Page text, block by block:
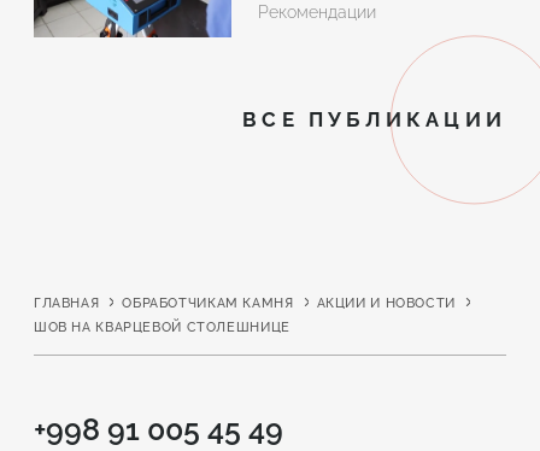
Рекомендации
ВСЕ ПУБЛИКАЦИИ
ГЛАВНАЯ ОБРАБОТЧИКАМ КАМНЯ
АКЦИИ И НОВОСТИ
ШОВ НА КВАРЦЕВОЙ СТОЛЕШНИЦЕ
+998 91 005 45 49